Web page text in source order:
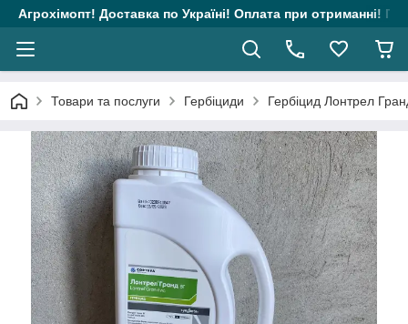
Агрохімопт! Доставка по Україні! Оплата при отриманні!
Товари та послуги Гербіциди Гербіцид Лонтрел